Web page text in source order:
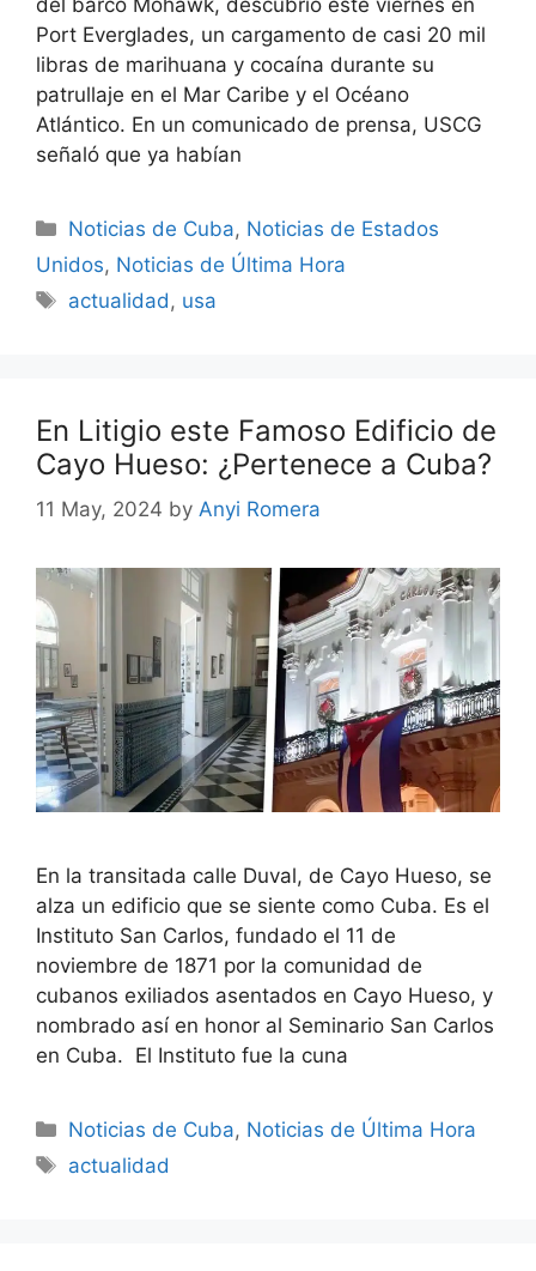
Port Everglades, un cargamento de casi 20 mil
libras de marihuana y cocaína durante su
patrullaje en el Mar Caribe y el Océano
Atlántico. En un comunicado de prensa, USCG
señaló que ya habían
Categories
Noticias de Cuba, Noticias de Estados
Unidos, Noticias de Última Hora
Tags
actualidad , usa
En Litigio este Famoso Edificio de
Cayo Hueso: ¿Pertenece a Cuba?
11 May, 2024 by Anyi Romera
En la transitada calle Duval, de Cayo Hueso, se
alza un edificio que se siente como Cuba. Es el
Instituto San Carlos, fundado el 11 de
noviembre de 1871 por la comunidad de
cubanos exiliados asentados en Cayo Hueso, y
nombrado así en honor al Seminario San Carlos
en Cuba. El Instituto fue la cuna
Categories
Noticias de Cuba, Noticias de Última Hora
Tags
actualidad